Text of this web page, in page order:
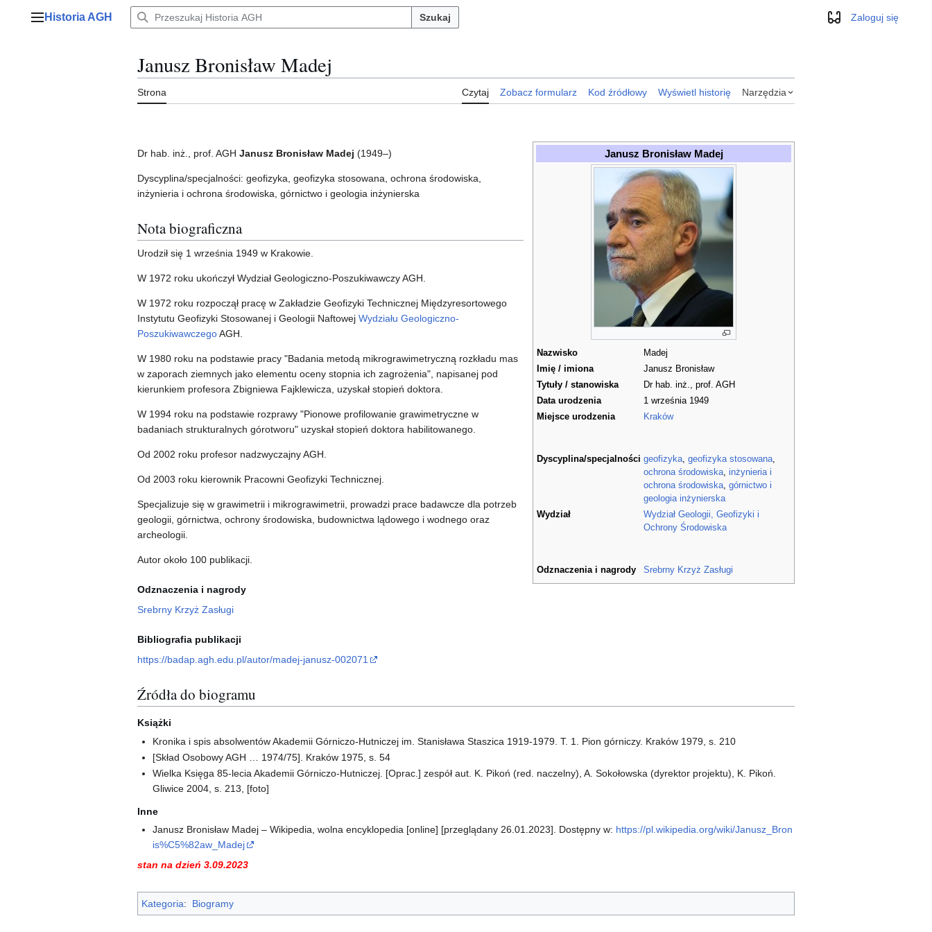
Menu główne
Historia AGH Szukaj WyglądZaloguj się
Janusz Bronisław Madej
Strona Czytaj Zobacz formularz Kod źródłowy Wyświetl historię Narzędzia
Janusz Bronisław Madej
Nazwisko
Madej
Imię / imiona
Janusz Bronisław
Tytuły / stanowiska
Dr hab. inż., prof. AGH
Data urodzenia
1 września 1949
Miejsce urodzenia
Kraków
Dyscyplina/specjalności geofizyka geofizyka stosowana
ochrona środowiska inżynieria i
ochrona środowiska górnictwo i
geologia inżynierska
Wydział
Wydział Geologii, Geofizyki i
Ochrony Środowiska
Odznaczenia i nagrody Srebrny Krzyż Zasługi
Dr hab. inż., prof. AGH Janusz Bronisław Madej (1949–)
Dyscyplina/specjalności: geofizyka, geofizyka stosowana, ochrona środowiska,
inżynieria i ochrona środowiska, górnictwo i geologia inżynierska
Nota biograficzna
Urodził się 1 września 1949 w Krakowie.
W 1972 roku ukończył Wydział Geologiczno-Poszukiwawczy AGH.
W 1972 roku rozpoczął pracę w Zakładzie Geofizyki Technicznej Międzyresortowego
Instytutu Geofizyki Stosowanej i Geologii Naftowej Wydziału Geologiczno-
PoszukiwawczegoAGH.
W 1980 roku na podstawie pracy "Badania metodą mikrograwimetryczną rozkładu mas
w zaporach ziemnych jako elementu oceny stopnia ich zagrożenia", napisanej pod
kierunkiem profesora Zbigniewa Fajklewicza, uzyskał stopień doktora.
W 1994 roku na podstawie rozprawy "Pionowe profilowanie grawimetryczne w
badaniach strukturalnych górotworu" uzyskał stopień doktora habilitowanego.
Od 2002 roku profesor nadzwyczajny AGH.
Od 2003 roku kierownik Pracowni Geofizyki Technicznej.
Specjalizuje się w grawimetrii i mikrograwimetrii, prowadzi prace badawcze dla potrzeb
geologii, górnictwa, ochrony środowiska, budownictwa lądowego i wodnego oraz
archeologii.
Autor około 100 publikacji.
Odznaczenia i nagrody
Srebrny Krzyż Zasługi
Bibliografia publikacji
https://badap.agh.edu.pl/autor/madej-janusz-002071
Źródła do biogramu
Książki
Kronika i spis absolwentów Akademii Górniczo-Hutniczej im. Stanisława Staszica 1919-1979. T. 1. Pion górniczy. Kraków 1979, s. 210
[Skład Osobowy AGH … 1974/75]. Kraków 1975, s. 54
Wielka Księga 85-lecia Akademii Górniczo-Hutniczej. [Oprac.] zespół aut. K. Pikoń (red. naczelny), A. Sokołowska (dyrektor projektu), K. Pikoń.
Gliwice 2004, s. 213, [foto]
Inne
Janusz Bronisław Madej – Wikipedia, wolna encyklopedia [online] [przeglądany 26.01.2023]. Dostępny w: https://pl.wikipedia.org/wiki/Janusz_Bron
is%C5%82aw_Madej
stan na dzień 3.09.2023
Kategoria: Biogramy